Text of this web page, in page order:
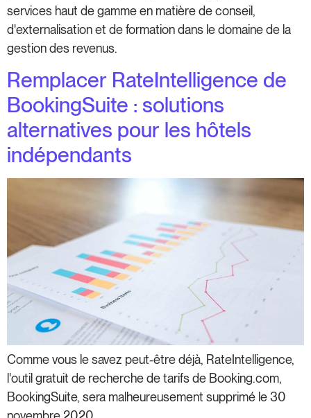
services haut de gamme en matière de conseil,
d'externalisation et de formation dans le domaine de la
gestion des revenus.
Remplacer RateIntelligence de
BookingSuite : solutions
alternatives pour les hôtels
indépendants
Comme vous le savez peut-être déjà, RateIntelligence,
l'outil gratuit de recherche de tarifs de Booking.com,
BookingSuite, sera malheureusement supprimé le 30